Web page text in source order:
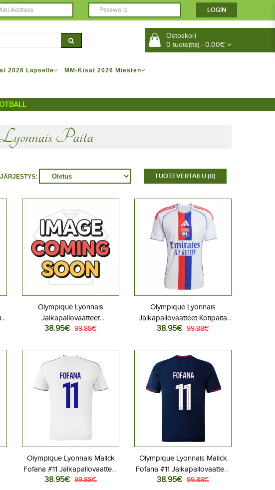
Ostoskori
0 tuote(tta) - 0.00€
2026 Lapselle MM-Kisat 2026 Miesten
Paita
TUOTEVERTAILU (0)
JÄRJESTYS:
Olympique Lyonnais
Jalkapallovaatteet
Kolmaspaita 2026-27
38.95€ 99.88€
Olympique Lyonnais
Jalkapallovaatteet Kotipaita
2025-26 Lyhythihainen
38.95€ 99.88€
Olympique Lyonnais Malick
Fofana #11 Jalkapallovaatteet
Kotipaita 2025-26
38.95€ 99.88€
Olympique Lyonnais Malick
Fofana #11 Jalkapallovaatteet
Vieraspaita 2025-26
38.95€ 99.88€